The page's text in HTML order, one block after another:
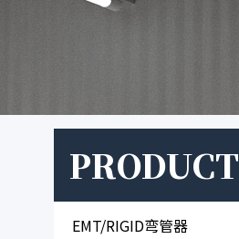
PRODUCT
EMT/RIGID弯管器